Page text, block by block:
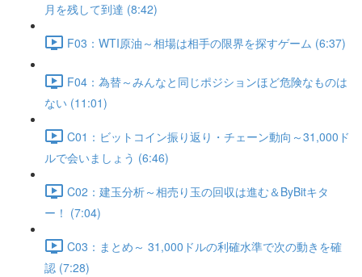
月を残して到達 (8:42)
F03：WTI原油～相場は相手の限界を探すゲーム (6:37)
F04：為替～みんなと同じポジションほど危険なものは
ない (11:01)
C01：ビットコイン振り返り・チェーン動向～31,000ド
ルで会いましょう (6:46)
C02：建玉分析～相売り玉の回収は進む＆ByBitキタ
ー！ (7:04)
C03：まとめ～ 31,000ドルの利確水準で次の動きを確
認 (7:28)